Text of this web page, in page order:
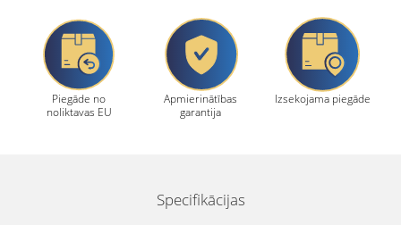
Piegāde no
noliktavas EU
Apmierinātības
garantija
Izsekojama piegāde
Specifikācijas